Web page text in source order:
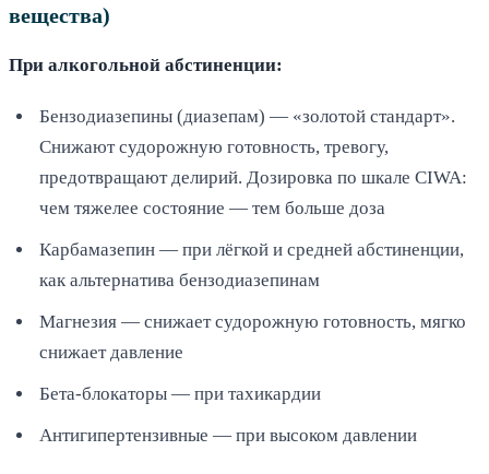
вещества)
При алкогольной абстиненции:
Бензодиазепины (диазепам) — «золотой стандарт».
Снижают судорожную готовность, тревогу,
предотвращают делирий. Дозировка по шкале CIWA:
чем тяжелее состояние — тем больше доза
Карбамазепин — при лёгкой и средней абстиненции,
как альтернатива бензодиазепинам
Магнезия — снижает судорожную готовность, мягко
снижает давление
Бета-блокаторы — при тахикардии
Антигипертензивные — при высоком давлении